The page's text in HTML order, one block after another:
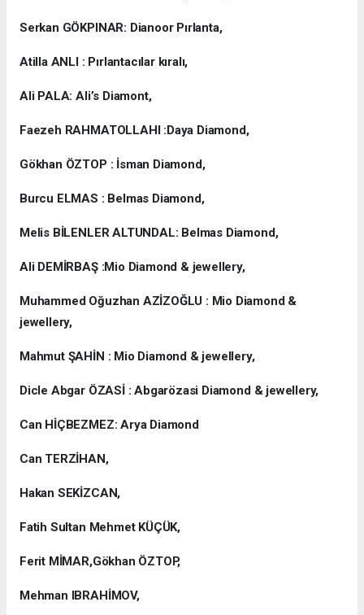
Serkan GÖKPINAR: Dianoor Pırlanta,
Atilla ANLI : Pırlantacılar kıralı,
Ali PALA: Ali’s Diamont,
Faezeh RAHMATOLLAHI :Daya Diamond,
Gökhan ÖZTOP : İsman Diamond,
Burcu ELMAS : Belmas Diamond,
Melis BİLENLER ALTUNDAL: Belmas Diamond,
Ali DEMİRBAŞ :Mio Diamond & jewellery,
Muhammed Oğuzhan AZİZOĞLU : Mio Diamond &
jewellery,
Mahmut ŞAHİN : Mio Diamond & jewellery,
Dicle Abgar ÖZASİ : Abgarözasi Diamond & jewellery,
Can HİÇBEZMEZ: Arya Diamond
Can TERZİHAN,
Hakan SEKİZCAN,
Fatih Sultan Mehmet KÜÇÜK,
Ferit MİMAR,Gökhan ÖZTOP,
Mehman IBRAHİMOV,